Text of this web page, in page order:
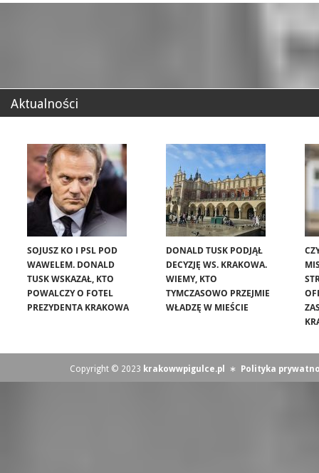
Aktualności
SOJUSZ KO I PSL POD
WAWELEM. DONALD
TUSK WSKAZAŁ, KTO
POWALCZY O FOTEL
PREZYDENTA KRAKOWA
DONALD TUSK PODJĄŁ
DECYZJĘ WS. KRAKOWA.
WIEMY, KTO
TYMCZASOWO PRZEJMIE
WŁADZĘ W MIEŚCIE
Copyright © 2023 krakowwpigulce.pl ∗ Polityka